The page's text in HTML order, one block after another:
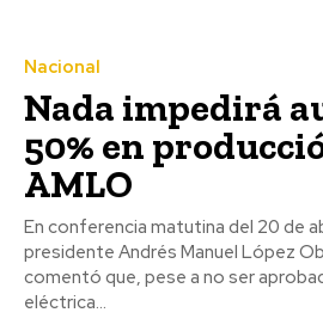
Nacional
Nada impedirá
50% en
AMLO
En conferencia matutina del 20 de
presidente Andrés Manuel López
comentó que, pese a no ser
eléctrica...